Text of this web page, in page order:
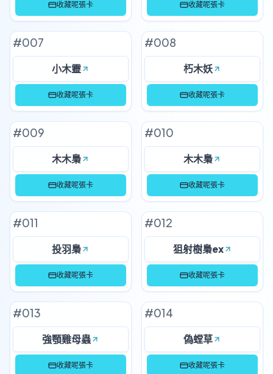
收藏呢張卡 收藏呢張卡
#007
小木靈
收藏呢張卡
#008
朽木妖
收藏呢張卡
#009
木木梟
收藏呢張卡
#010
木木梟
收藏呢張卡
#011
投羽梟
收藏呢張卡
#012
狙射樹梟ex
收藏呢張卡
#013
強顎雞母蟲
收藏呢張卡
#014
偽螳草
收藏呢張卡